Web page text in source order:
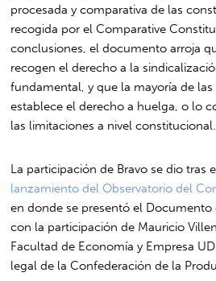
procesada y comparativa de las
recogida por el Comparative
conclusiones, el documento arroja
recogen el derecho a la
fundamental, y que la mayoría de
establece el derecho a huelga, o lo
las limitaciones a nivel constitucional.
La participación de Bravo se dio tras
lanzamiento del Observatorio del
en donde se presentó el Documento
con la participación de Mauricio
Facultad de Economía y Empresa
legal de la Confederación de la